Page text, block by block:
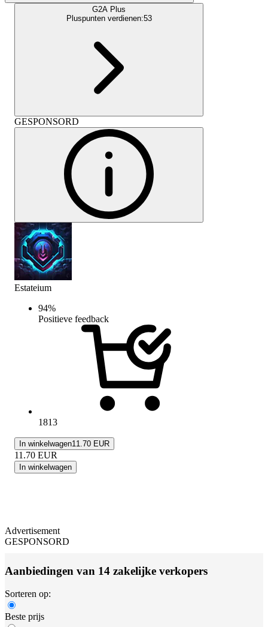
G2A Plus
Pluspunten verdienen:53
GESPONSORD
Estateium
94%
Positieve feedback
1813
In winkelwagen11.70 EUR
11.70 EUR
In winkelwagen
Advertisement
GESPONSORD
Aanbiedingen van 14 zakelijke verkopers
Sorteren op:
Beste prijs